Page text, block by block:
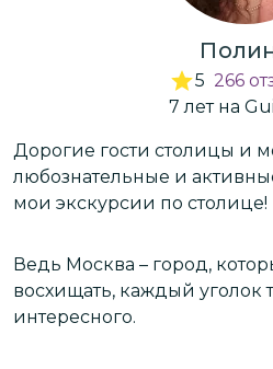
5 266
7 летна
Дорогие гости столицы и
любознательные и
мои экскурсии по столице!
Ведь Москва – город,
восхищать, каждый уголок
интересного.